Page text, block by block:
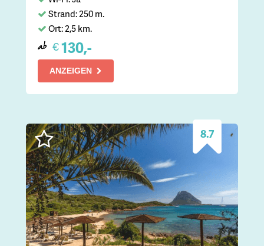
Strand: 250 m.
Ort: 2,5 km.
ab €130,-
ANZEIGEN
8.7